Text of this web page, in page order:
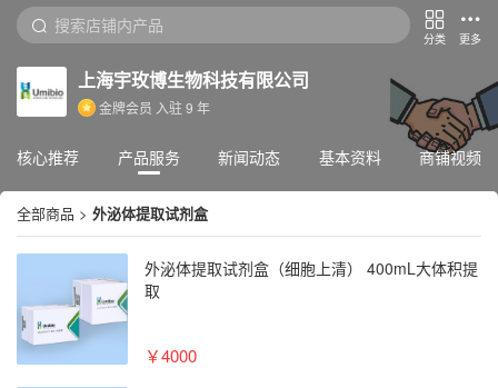
分类 更多
上海宇玫博生物科技有限公司
金牌会员 入驻9 年
核心推荐 产品服务 新闻动态 基本资料 商铺视频
全部商品 > 外泌体提取试剂盒
外泌体提取试剂盒（细胞上清） 400mL大体积提
取
￥4000